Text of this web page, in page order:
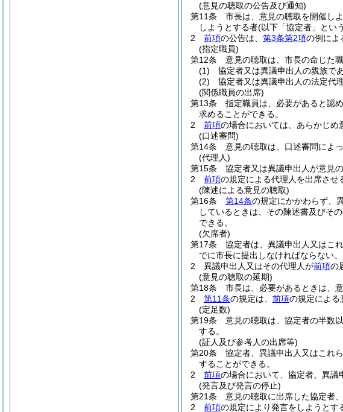
(意見の聴取の公告及び通知)
第11条
市長は、意見の聴取を開催し
しようとする者(以下「協定者」とい
2
前項の公告は、 第3条第2項の例によ
(指定職員)
第12条
意見の聴取は、市長の命じた
(1)
協定者又は異議申出人の親族で
(2)
協定者又は異議申出人の法定代
(関係職員の出席)
第13条
指定職員は、必要があると認
求めることができる。
2
前項の場合においては、あらかじめ
(口述審問)
第14条
意見の聴取は、口述審問によっ
(代理人)
第15条
協定者又は異議申出人が意見
2
前項の規定による代理人を出席させ
(陳述による意見の聴取)
第16条
第14条の規定にかかわらず、
しているときは、その陳述書及びそ
できる。
(欠席者)
第17条
協定者は、異議申出人又はこ
でに市長に提出しなければならない。
2
異議申出人又はその代理人が前項の
(意見の聴取の延期)
第18条
市長は、必要があるときは、
2
第11条の規定は、 前項の規定による
(定足数)
第19条
意見の聴取は、協定者の半数
する。
(証人及び参考人の出席等)
第20条
協定者、異議申出人又はこれ
することができる。
2
前項の場合において、協定者、異議
(発言及び発言の停止)
第21条
意見の聴取に出席した協定者
2
前項の規定により発言をしようとす